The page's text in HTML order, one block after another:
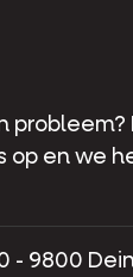
probleem?
op en we
- 9800